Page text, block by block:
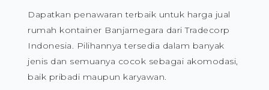
Dapatkan penawaran terbaik untuk harga jual
rumah kontainer Banjarnegara dari Tradecorp
Indonesia. Pilihannya tersedia dalam banyak
jenis dan semuanya cocok sebagai akomodasi,
baik pribadi maupun karyawan.